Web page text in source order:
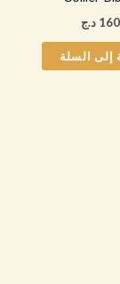
د.ج
إلى السلة